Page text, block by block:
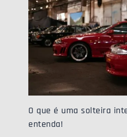
O que é uma solteira
entenda!